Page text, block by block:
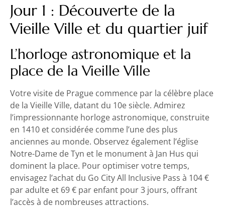
Jour 1 : Découverte de la
Vieille Ville et du quartier juif
L’horloge astronomique et la
place de la Vieille Ville
Votre visite de Prague commence par la célèbre place
de la Vieille Ville, datant du 10e siècle. Admirez
l’impressionnante horloge astronomique, construite
en 1410 et considérée comme l’une des plus
anciennes au monde. Observez également l’église
Notre-Dame de Tyn et le monument à Jan Hus qui
dominent la place. Pour optimiser votre temps,
envisagez l’achat du Go City All Inclusive Pass à 104 €
par adulte et 69 € par enfant pour 3 jours, offrant
l’accès à de nombreuses attractions.